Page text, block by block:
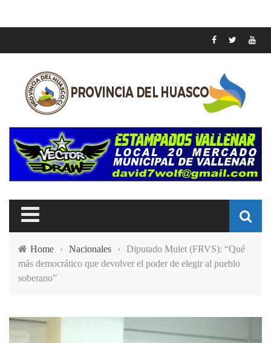
Home › Nacionales ›
Diputado Mulet (FRVS): “Qué
más democrático que devolver el poder de elegir al pueblo
soberano”